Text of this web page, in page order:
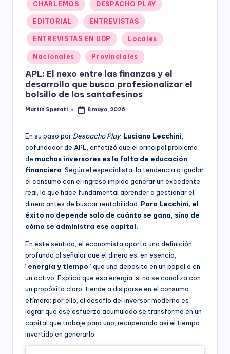
y
in
CHARLEMOS DESPACHO PLAY
EDITORIAL ENTREVISTAS
ENTREVISTAS EN UDP Locales
Nacionales Provinciales
APL: El nexo entre las finanzas y el
desarrollo que busca profesionalizar el
bolsillo de los santafesinos
Posted
Martín Sperati 8 mayo, 2026
En su paso por Despacho Play, Luciano Lecchini
cofundador de APL, enfatizó que el principal problema
de muchos inversores es la falta de educación
financiera . Según el especialista, la tendencia a igualar
el consumo con el ingreso impide generar un excedente
real, lo que hace fundamental aprender a gestionar el
dinero antes de buscar rentabilidad. Para Lecchini, el
éxito no depende solo de cuánto se gana, sino de
cómo se administra ese capital.
En este sentido, el economista aportó una definición
profunda al señalar que el dinero es, en esencia,
“energía y tiempo” que uno deposita en un papel o en
un activo. Explicó que esa energía, si no se canaliza con
un propósito claro, tiende a disiparse en el consumo
efímero; por ello, el desafío del inversor moderno es
lograr que ese esfuerzo acumulado se transforme en un
capital que trabaje para uno, recuperando así el tiempo
invertido en generarlo.